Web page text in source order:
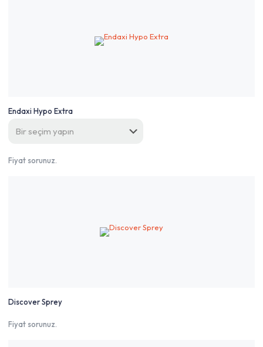
Endaxi Hypo Extra
Fiyat sorunuz.
Discover Sprey
Fiyat sorunuz.